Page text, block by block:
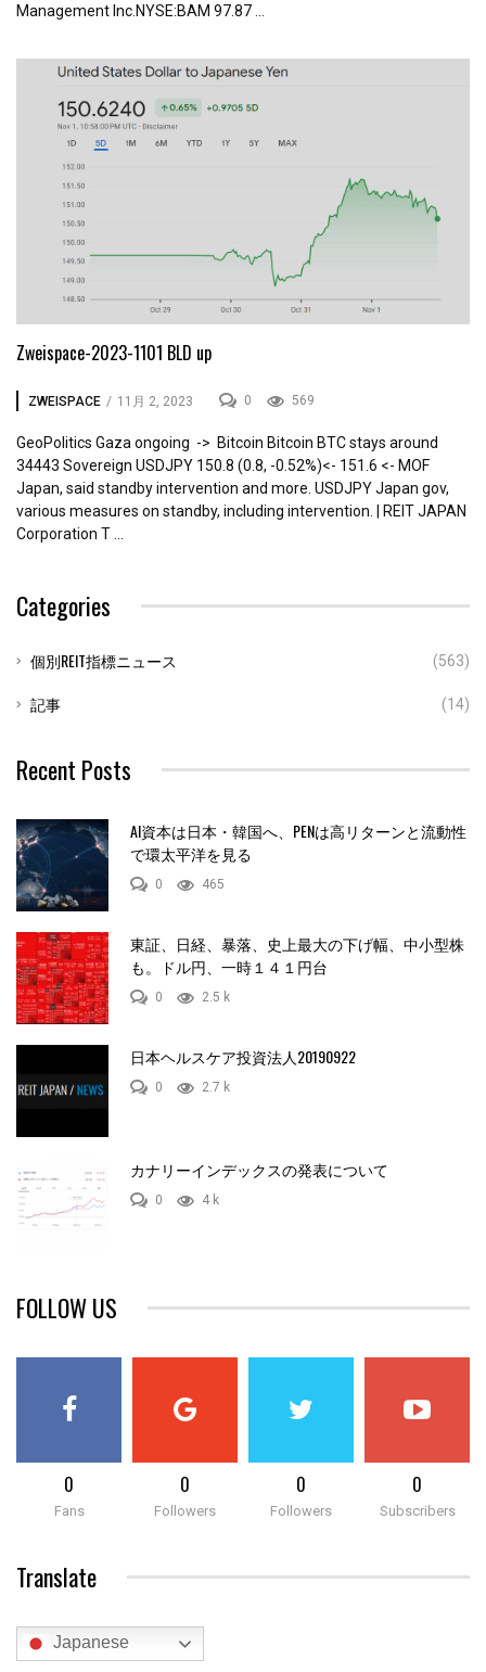
Management Inc.NYSE:BAM 97.87 ...
Zweispace-2023-1101 BLD up
ZWEISPACE / 11月 2, 2023 0 569
GeoPolitics Gaza ongoing -> Bitcoin Bitcoin BTC stays around
34443 Sovereign USDJPY 150.8 (0.8, -0.52%)<- 151.6 <- MOF
Japan, said standby intervention and more. USDJPY Japan gov,
various measures on standby, including intervention. | REIT JAPAN
Corporation T ...
Categories
個別REIT指標ニュース (563)
記事 (14)
Recent Posts
AI資本は日本・韓国へ、PENは高リターンと流動性
で環太平洋を見る
0 465
東証、日経、暴落、史上最大の下げ幅、中小型株
も。ドル円、一時１４１円台
0 2.5 k
日本ヘルスケア投資法人20190922
0 2.7 k
カナリーインデックスの発表について
0 4 k
FOLLOW US
0
Fans
0
Followers
0
Followers
0
Subscribers
Translate
Japanese